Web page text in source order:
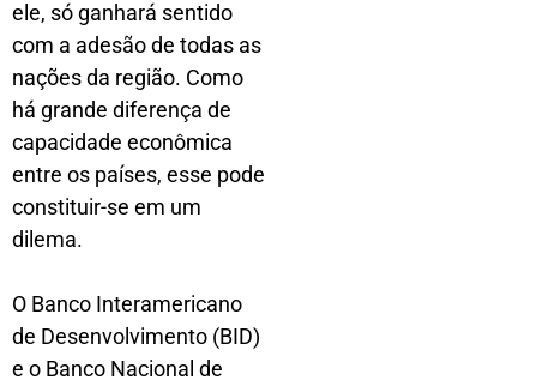
ele, só ganhará sentido
com a adesão de todas as
nações da região. Como
há grande diferença de
capacidade econômica
entre os países, esse pode
constituir-se em um
dilema.
O Banco Interamericano
de Desenvolvimento (BID)
e o Banco Nacional de